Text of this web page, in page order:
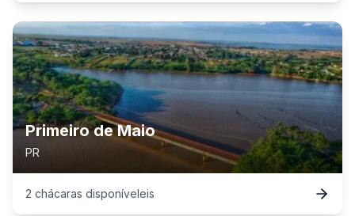
Primeiro de Maio
PR
2 chácaras disponíveleis